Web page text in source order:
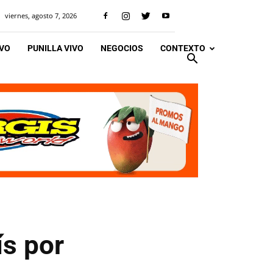
viernes, agosto 7, 2026
PUNILLA VIVO NEGOCIOS CONTEXTO
por